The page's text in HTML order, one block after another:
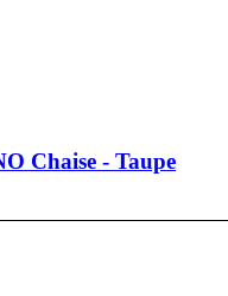
Chaise - Taupe